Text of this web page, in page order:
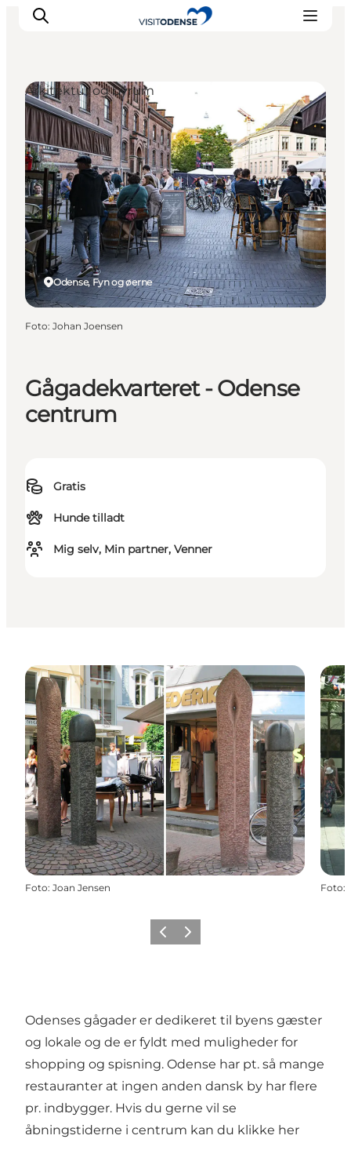
Oplev Odense
Det sker i Odense
Planlæg din tur
Inspiration
Gågadekvarteret - Odense
centrum
Gratis
Hunde tilladt
Mig selv, Min partner, Venner
Odense, Fyn og øerne
Arkitektur og byrum
Foto: Johan Joensen
Foto: Joan Jensen Foto:
ForrigeNæste
Odenses gågader er dedikeret til byens gæster
og lokale og de er fyldt med muligheder for
shopping og spisning. Odense har pt. så mange
restauranter at ingen anden dansk by har flere
pr. indbygger. Hvis du gerne vil se
åbningstiderne i centrum kan du klikke her